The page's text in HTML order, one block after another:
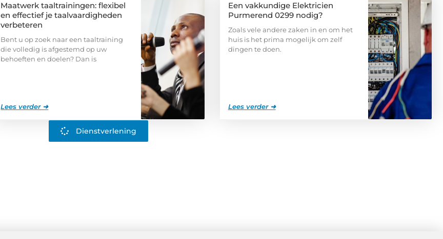
Maatwerk taaltrainingen: flexibel
en effectief je taalvaardigheden
verbeteren
Bent u op zoek naar een taaltraining
die volledig is afgestemd op uw
behoeften en doelen? Dan is
Lees verder ➜
Een vakkundige Elektricien
Purmerend 0299 nodig?
Zoals vele andere zaken in en om het
huis is het prima mogelijk om zelf
dingen te doen.
Lees verder ➜
Dienstverlening